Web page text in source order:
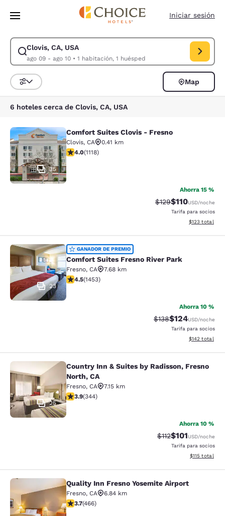
Pasar A Contenido Principal
Iniciar sesión
Clovis, CA, USA
ago 09 - ago 10• 1 habitación, 1 huésped
Modificar la búsqueda de Clovis, CA, USA. Fecha de check-in ago 09,
Ordenar y filtrar
Map
6 hoteles cerca de Clovis, CA, USA
Comfort Suites Clovis - Fresno
35
Comfort Suites Clovis - Fresno
Clovis, CA
0.41 km
calificación de 3.99 estrellas. Bueno. 1118 reseñas
4.0(1118)
Ahorra 15 %
Precio tachado:
$129Precio con
$110USD/noche
Tarifa para socios
Ver detalles
$123 total
Comfort Suites Fresno River Park
23
GANADOR DE PREMIO
Comfort Suites Fresno River Park
Fresno, CA
7.68 km
calificación de 4.47 estrellas. Excelente. 1453 reseñas
4.5(1453)
Ahorra 10 %
Precio tachado:
$138Precio con
$124USD/noche
Tarifa para socios
Ver detalles
$142 total
Country Inn & Suites by Radisson,
25
Country Inn & Suites by Radisson, Fresno
North, CA
Fresno, CA
7.15 km
calificación de 3.92 estrellas. Bueno. 344 reseñas
3.9(344)
Ahorra 10 %
Precio tachado:
$112Precio con
$101USD/noche
Tarifa para socios
Ver detalles
$115 total
Quality Inn Fresno Yosemite Airport
Quality Inn Fresno Yosemite Airport
Fresno, CA
6.84 km
calificación de 3.7 estrellas. Bueno. 466 reseñas
3.7(466)